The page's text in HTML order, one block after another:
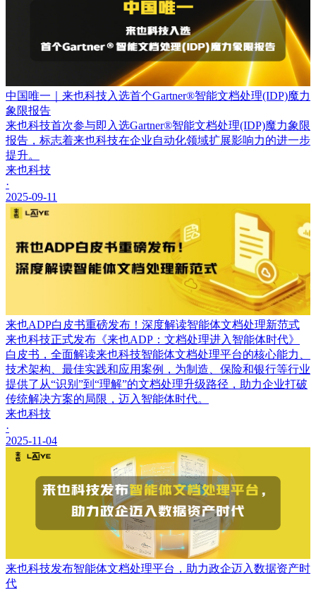
中国唯一｜来也科技入选首个Gartner®智能文档处理(IDP)魔力
象限报告
来也科技首次参与即入选Gartner®智能文档处理(IDP)魔力象限
报告，标志着来也科技在企业自动化领域扩展影响力的进一步
提升。
来也科技
·
2025-09-11
来也ADP白皮书重磅发布！深度解读智能体文档处理新范式
来也科技正式发布《来也ADP：文档处理进入智能体时代》
白皮书，全面解读来也科技智能体文档处理平台的核心能力、
技术架构、最佳实践和应用案例，为制造、保险和银行等行业
提供了从“识别”到“理解”的文档处理升级路径，助力企业打破
传统解决方案的局限，迈入智能体时代。
来也科技
·
2025-11-04
来也科技发布智能体文档处理平台，助力政企迈入数据资产时
代